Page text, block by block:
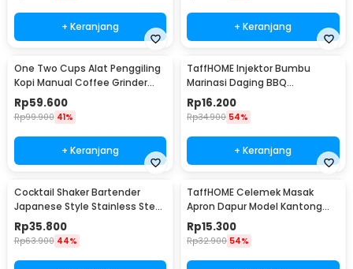
+ Keranjang + Keranjang
One Two Cups Alat Penggiling
Kopi Manual Coffee Grinder
Portable - WFCG9800
Rp59.600
Rp99.900 41%
+ Keranjang
TaffHOME Injektor Bumbu
Marinasi Daging BBQ
Seasoning Injector - HC117
Rp16.200
Rp34.900 54%
+ Keranjang
Cocktail Shaker Bartender
Japanese Style Stainless Steel
200ml
Rp35.800
Rp63.900 44%
TaffHOME Celemek Masak
Apron Dapur Model Kantong
Pola Spatula - JJ41
Rp15.300
Rp32.900 54%